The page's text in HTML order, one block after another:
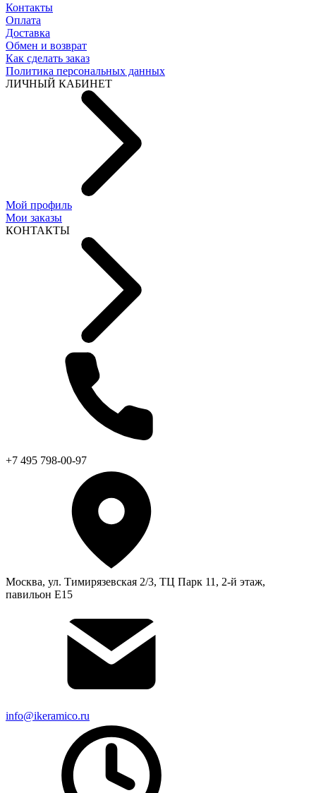
Контакты
Оплата
Доставка
Обмен и возврат
Как сделать заказ
Политика персональных данных
ЛИЧНЫЙ КАБИНЕТ
Мой профиль
Мои заказы
КОНТАКТЫ
+7 495 798-00-97
Москва, ул. Тимирязевская 2/3, ТЦ Парк 11, 2-й этаж,
павильон Е15
info@ikeramico.ru